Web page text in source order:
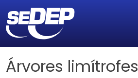
Árvores limítrofes